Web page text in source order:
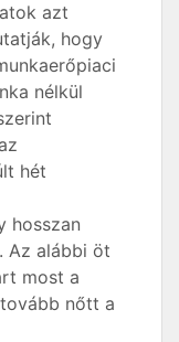
azt
hogy
nélkül
hét
hosszan
Az alábbi öt
most a
tovább nőtt a